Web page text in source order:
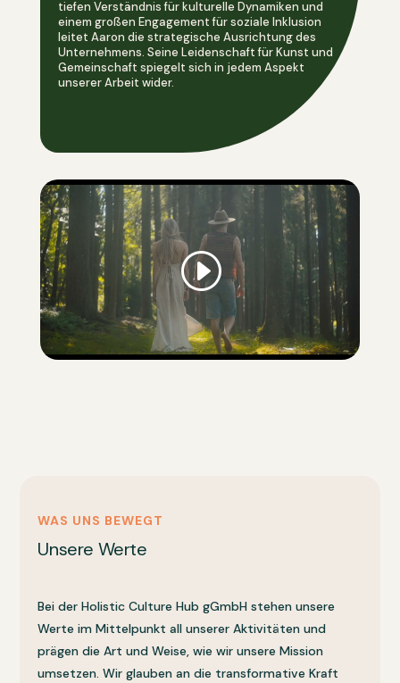
tiefen Verständnis für kulturelle Dynamiken und
einem großen Engagement für soziale Inklusion
leitet Aaron die strategische Ausrichtung des
Unternehmens. Seine Leidenschaft für Kunst und
Gemeinschaft spiegelt sich in jedem Aspekt
unserer Arbeit wider.
WAS UNS BEWEGT
Unsere Werte
Bei der Holistic Culture Hub gGmbH stehen unsere
Werte im Mittelpunkt all unserer Aktivitäten und
prägen die Art und Weise, wie wir unsere Mission
umsetzen. Wir glauben an die transformative Kraft